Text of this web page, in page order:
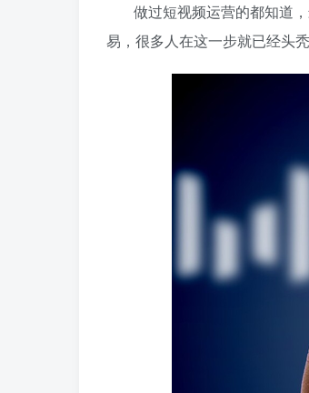
做过短视频运营的都知道
易，很多人在这一步就已经头